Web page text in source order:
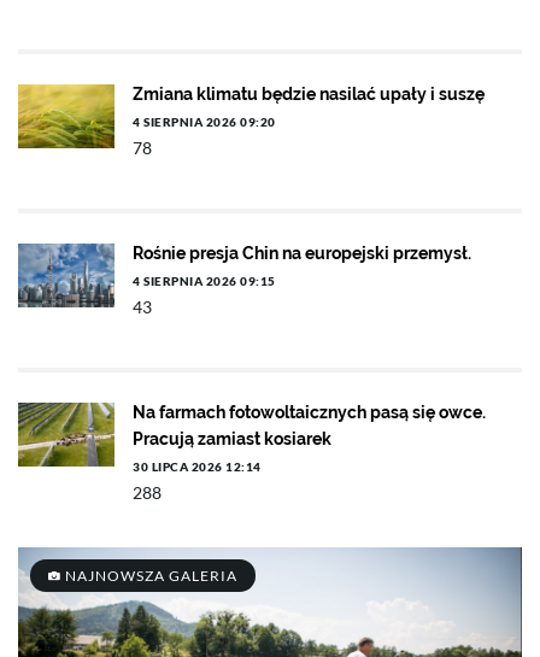
Zmiana klimatu będzie nasilać upały i suszę
4 SIERPNIA 2026 09:20
78
Rośnie presja Chin na europejski przemysł.
4 SIERPNIA 2026 09:15
43
Na farmach fotowoltaicznych pasą się owce.
Pracują zamiast kosiarek
30 LIPCA 2026 12:14
288
NAJNOWSZA GALERIA